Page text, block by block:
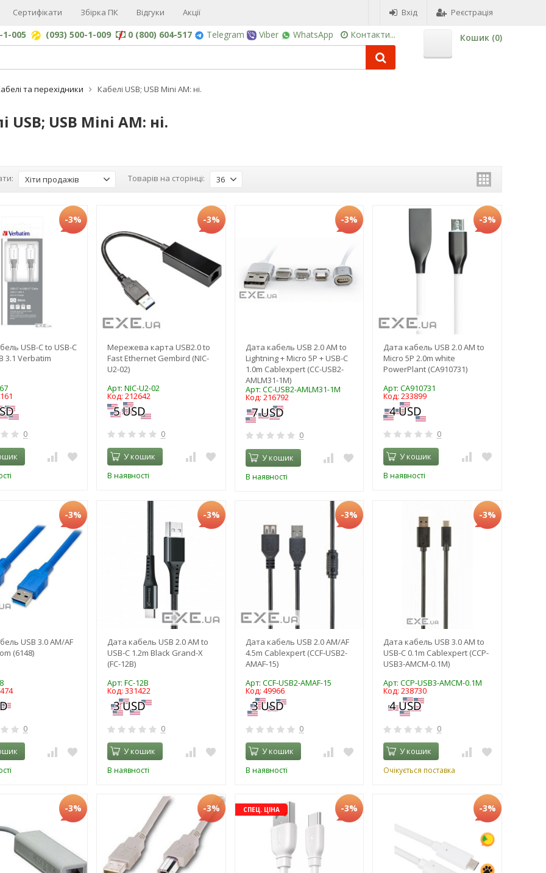
Сертифікати Збірка ПК Відгуки Акції Вхід Реєстрація
1-005 (093) 500-1-009 0 (800) 604-517 Telegram Viber WhatsApp Контакти... Кошик (0)
та перехідники Кабелі USB; USB Mini AM: ні.
USB; USB Mini AM: ні.
Хіти продажів Товарів на сторінці: 36
-3%
USB-C to USB-C
3.1 Verbatim
0
-3%
Мережева карта USB2.0 to
Fast Ethernet Gembird (NIC-
U2-02)
Арт: NIC-U2-02
Код: 212642
0
У кошик
В наявності
-3%
Дата кабель USB 2.0 AM to
Lightning + Micro 5P + USB-C
1.0m Cablexpert (CC-USB2-
AMLM31-1M)
Арт: CC-USB2-AMLM31-1M
Код: 216792
0
У кошик
В наявності
-3%
Дата кабель USB 2.0 AM to
Micro 5P 2.0m white
PowerPlant (CA910731)
Арт: CA910731
Код: 233899
0
У кошик
В наявності
-3%
USB 3.0 AM/AF
(6148)
0
-3%
Дата кабель USB 2.0 AM to
USB-C 1.2m Black Grand-X
(FC-12B)
Арт: FC-12B
Код: 331422
0
У кошик
В наявності
-3%
Дата кабель USB 2.0 АМ/АF
4.5m Cablexpert (CCF-USB2-
AMAF-15)
Арт: CCF-USB2-AMAF-15
Код: 49966
0
У кошик
В наявності
-3%
Дата кабель USB 3.0 AM to
USB-C 0.1m Cablexpert (CCP-
USB3-AMCM-0.1M)
Арт: CCP-USB3-AMCM-0.1M
Код: 238730
0
У кошик
Очікується поставка
-3% -3% СПЕЦ. ЦІНА -3% -3%